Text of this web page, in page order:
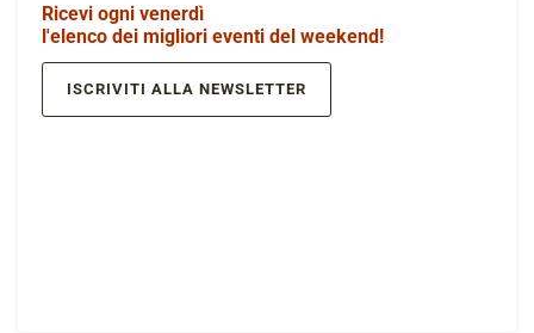
Ricevi ogni venerdì
l'elenco dei migliori eventi del weekend!
ISCRIVITI ALLA NEWSLETTER